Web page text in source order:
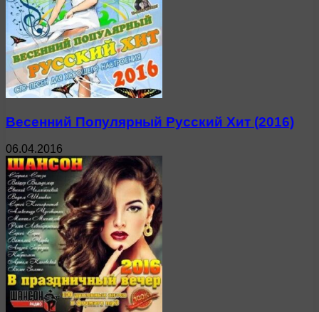
Весенний Популярный Русский Хит (2016)
06.04.2016